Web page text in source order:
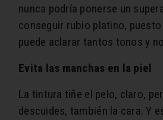
nunca podría ponerse un
conseguir rubio platino,
puede aclarar tantos tonos y
Evita las manchas en la piel
La tintura tiñe el pelo, claro,
descuides, también la cara. Y